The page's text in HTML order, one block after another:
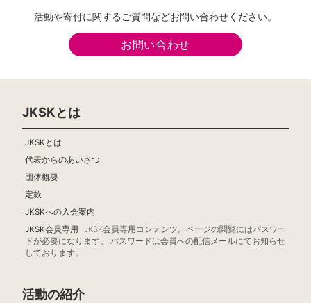
活動や寄付に関するご質問などお問い合わせください。
お問い合わせ
JKSKとは
JKSKとは
代表からのあいさつ
団体概要
定款
JKSKへの入会案内
JKSK会員専用
JKSK会員専用コンテンツ。ページの閲覧にはパスワー
ドが必要になります。 パスワードは会員への配信メールにてお知らせ
しております。
活動の紹介